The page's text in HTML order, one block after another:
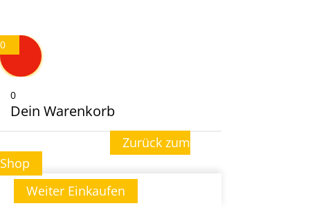
0
0
Dein Warenkorb
Zurück zum
Shop
Weiter Einkaufen